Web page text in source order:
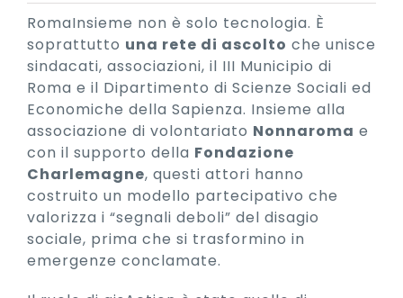
RomaInsieme non è solo tecnologia. È
soprattutto una rete di ascolto che unisce
sindacati, associazioni, il III Municipio di
Roma e il Dipartimento di Scienze Sociali ed
Economiche della Sapienza. Insieme alla
associazione di volontariato Nonnaroma e
con il supporto della Fondazione
Charlemagne, questi attori hanno
costruito un modello partecipativo che
valorizza i “segnali deboli” del disagio
sociale, prima che si trasformino in
emergenze conclamate.